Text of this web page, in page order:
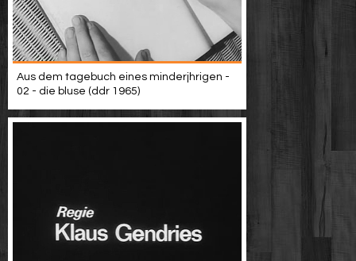
Aus dem tagebuch eines minderjhrigen -
02 - die bluse (ddr 1965)